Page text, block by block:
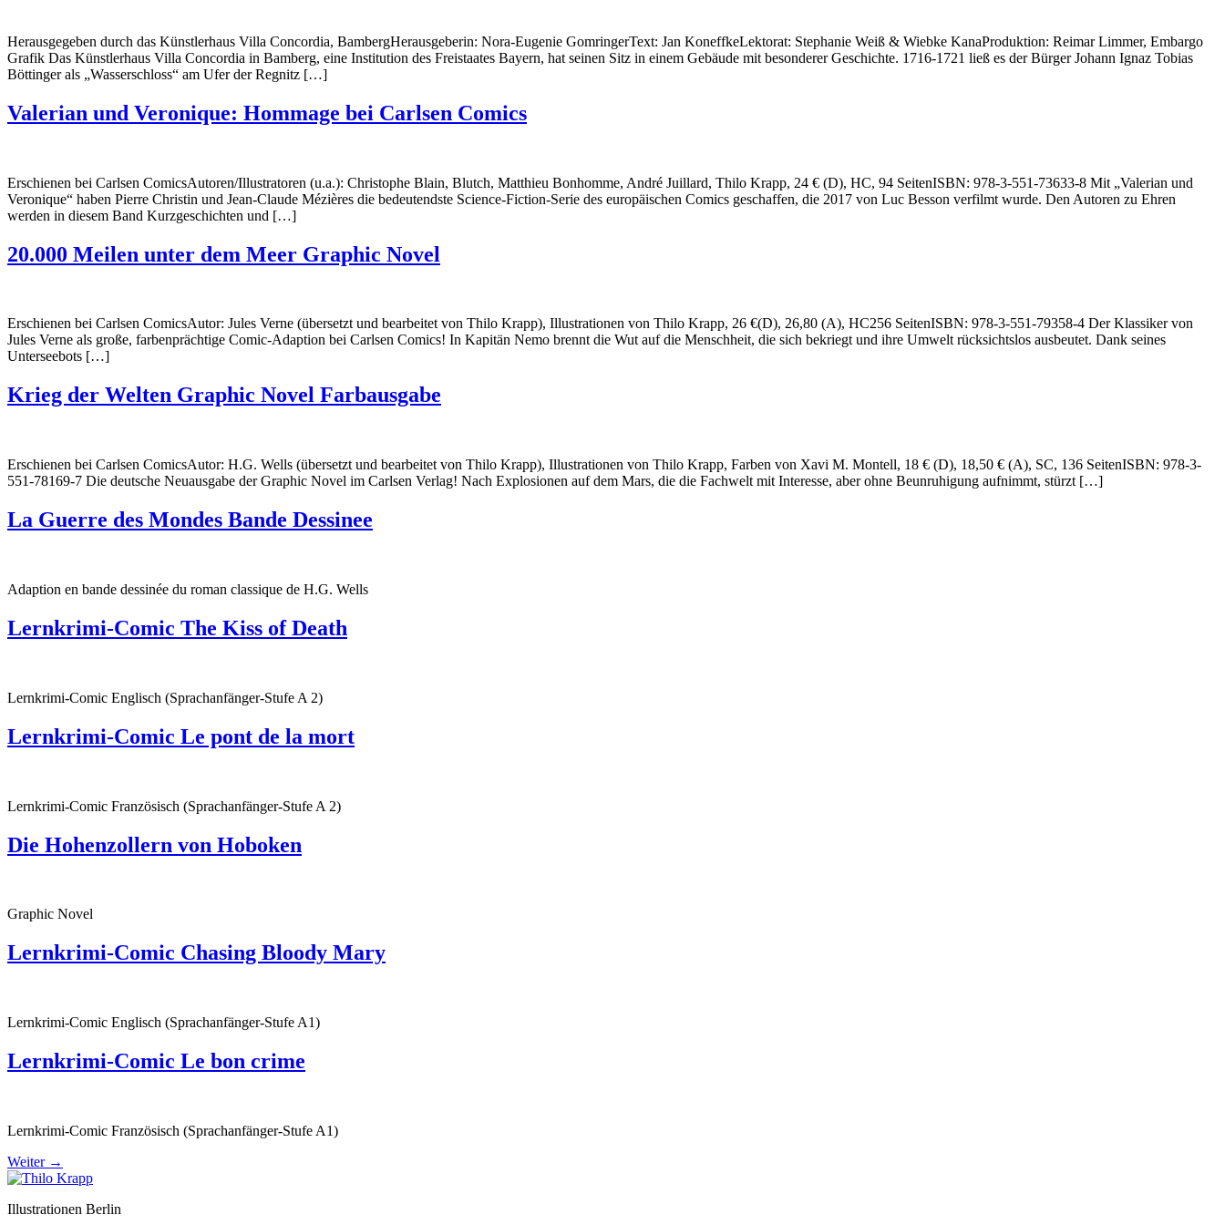
Herausgegeben durch das Künstlerhaus Villa Concordia, BambergHerausgeberin: Nora-Eugenie GomringerText: Jan KoneffkeLektorat: Stephanie Weiß & Wiebke KanaProduktion: Reimar Limmer, Embargo
Grafik Das Künstlerhaus Villa Concordia in Bamberg, eine Institution des Freistaates Bayern, hat seinen Sitz in einem Gebäude mit besonderer Geschichte. 1716-1721 ließ es der Bürger Johann Ignaz Tobias
Böttinger als „Wasserschloss“ am Ufer der Regnitz […]
Valerian und Veronique: Hommage bei Carlsen Comics
Erschienen bei Carlsen ComicsAutoren/Illustratoren (u.a.): Christophe Blain, Blutch, Matthieu Bonhomme, André Juillard, Thilo Krapp, 24 € (D), HC, 94 SeitenISBN: 978-3-551-73633-8 Mit „Valerian und
Veronique“ haben Pierre Christin und Jean-Claude Mézières die bedeutendste Science-Fiction-Serie des europäischen Comics geschaffen, die 2017 von Luc Besson verfilmt wurde. Den Autoren zu Ehren
werden in diesem Band Kurzgeschichten und […]
20.000 Meilen unter dem Meer Graphic Novel
Erschienen bei Carlsen ComicsAutor: Jules Verne (übersetzt und bearbeitet von Thilo Krapp), Illustrationen von Thilo Krapp, 26 €(D), 26,80 (A), HC256 SeitenISBN: 978-3-551-79358-4 Der Klassiker von
Jules Verne als große, farbenprächtige Comic-Adaption bei Carlsen Comics! In Kapitän Nemo brennt die Wut auf die Menschheit, die sich bekriegt und ihre Umwelt rücksichtslos ausbeutet. Dank seines
Unterseebots […]
Krieg der Welten Graphic Novel Farbausgabe
Erschienen bei Carlsen ComicsAutor: H.G. Wells (übersetzt und bearbeitet von Thilo Krapp), Illustrationen von Thilo Krapp, Farben von Xavi M. Montell, 18 € (D), 18,50 € (A), SC, 136 SeitenISBN: 978-3-
551-78169-7 Die deutsche Neuausgabe der Graphic Novel im Carlsen Verlag! Nach Explosionen auf dem Mars, die die Fachwelt mit Interesse, aber ohne Beunruhigung aufnimmt, stürzt […]
La Guerre des Mondes Bande Dessinee
Adaption en bande dessinée du roman classique de H.G. Wells
Lernkrimi-Comic The Kiss of Death
Lernkrimi-Comic Englisch (Sprachanfänger-Stufe A 2)
Lernkrimi-Comic Le pont de la mort
Lernkrimi-Comic Französisch (Sprachanfänger-Stufe A 2)
Die Hohenzollern von Hoboken
Graphic Novel
Lernkrimi-Comic Chasing Bloody Mary
Lernkrimi-Comic Englisch (Sprachanfänger-Stufe A1)
Lernkrimi-Comic Le bon crime
Lernkrimi-Comic Französisch (Sprachanfänger-Stufe A1)
Weiter →
Illustrationen Berlin